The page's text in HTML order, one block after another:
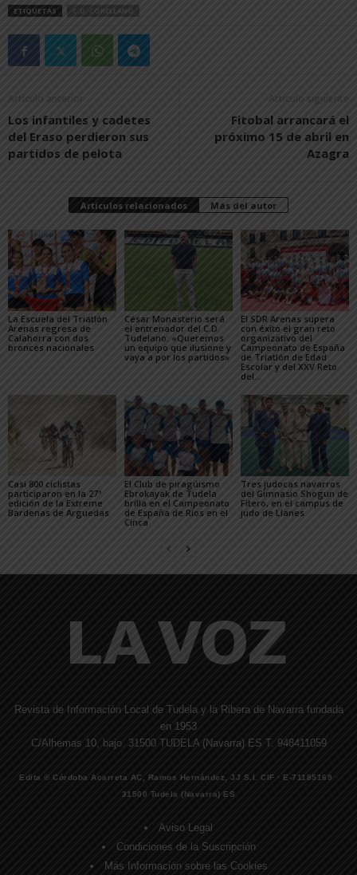
ETIQUETAS C.D. CORELLANO
Artículo anterior
Los infantiles y cadetes
del Eraso perdieron sus
partidos de pelota
Artículo siguiente
Fitobal arrancará el
próximo 15 de abril en
Azagra
Artículos relacionados Más del autor
La Escuela del Triatlón
Arenas regresa de
Calahorra con dos
bronces nacionales
César Monasterio será
el entrenador del C.D.
Tudelano: «Queremos
un equipo que ilusione y
vaya a por los partidos»
El SDR Arenas supera
con éxito el gran reto
organizativo del
Campeonato de España
de Triatlón de Edad
Escolar y del XXV Reto
del...
Casi 800 ciclistas
participaron en la 27ª
edición de la Extreme
Bardenas de Arguedas
El Club de piragüismo
Ebrokayak de Tudela
brilla en el Campeonato
de España de Ríos en el
Cinca
Tres judocas navarros
del Gimnasio Shogun de
Fitero, en el campus de
judo de Llanes
Revista de Información Local de Tudela y la Ribera de Navarra fundada
en 1953
C/Alhemas 10, bajo. 31500 TUDELA (Navarra) ES T. 948411059
Edita © Córdoba Acarreta AC, Ramos Hernández, JJ S.I. CIF · E-71185169 ·
31500 Tudela (Navarra) ES
Aviso Legal
Condiciones de la Suscripción
Más Información sobre las Cookies